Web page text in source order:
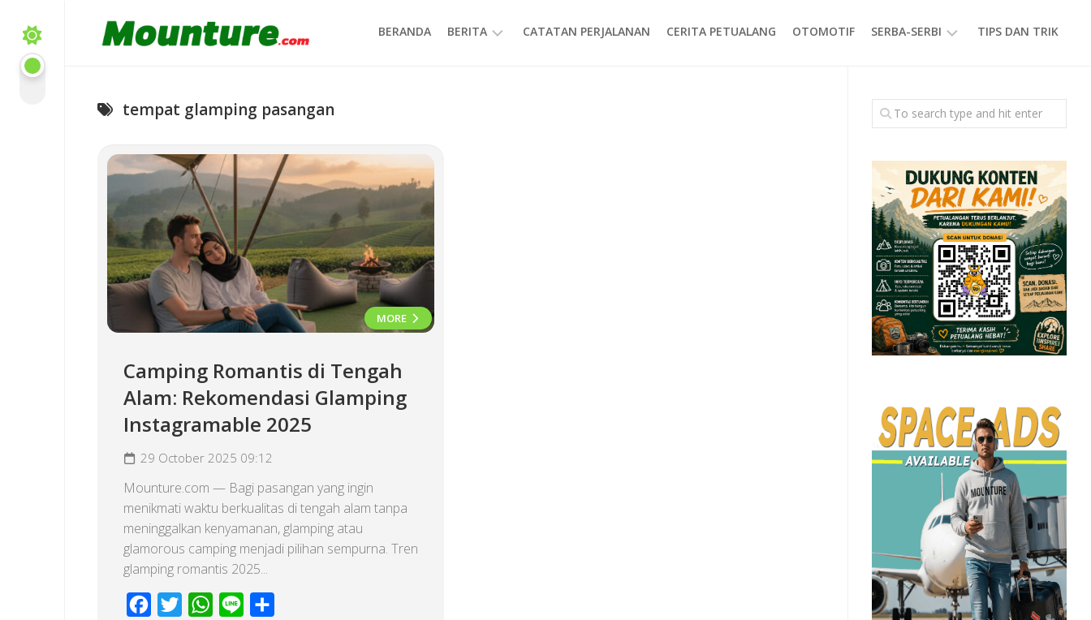
content
BERANDA BERITA CATATAN PERJALANAN CERITA PETUALANG OTOMOTIF SERBA-SERBI
GAYA
HIDUP
TIPS DAN TRIK
tempat glamping pasangan
MORE
Camping Romantis di Tengah
Alam: Rekomendasi Glamping
Instagramable 2025
29 October 2025 09:12
Mounture.com — Bagi pasangan yang ingin
menikmati waktu berkualitas di tengah alam tanpa
meninggalkan kenyamanan, glamping atau
glamorous camping menjadi pilihan sempurna. Tren
glamping romantis 2025...
Facebook
Twitter WhatsApp
Line